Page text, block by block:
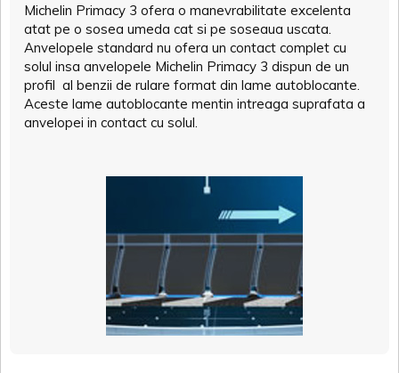
Michelin Primacy 3 ofera o manevrabilitate excelenta
atat pe o sosea umeda cat si pe soseaua uscata.
Anvelopele standard nu ofera un contact complet cu
solul insa anvelopele Michelin Primacy 3 dispun de un
profil al benzii de rulare format din lame autoblocante.
Aceste lame autoblocante mentin intreaga suprafata a
anvelopei in contact cu solul.